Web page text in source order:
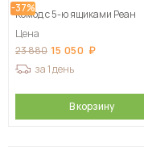
Сначала дорогие
-37%
Комод с 5-ю ящиками Реан
Цена
23 880 15 050
за 1 день
В корзину